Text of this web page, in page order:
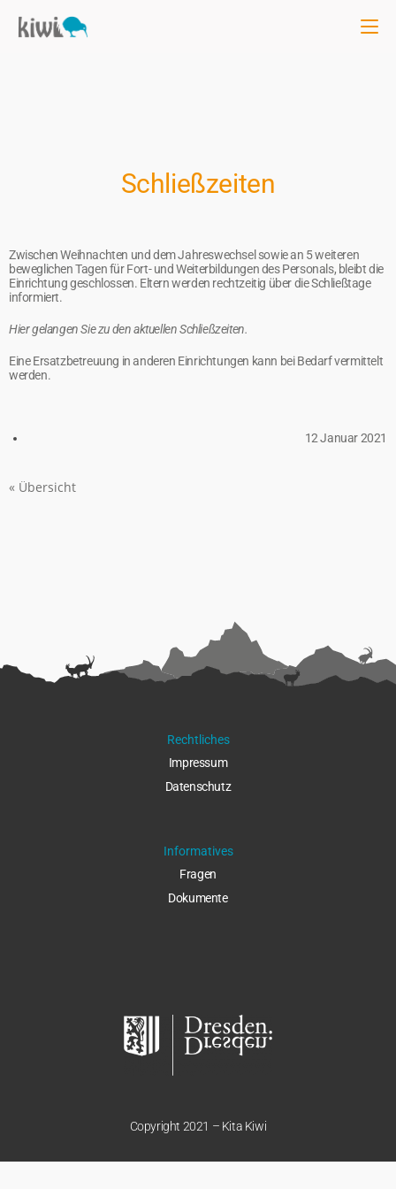
Schließzeiten
Zwischen Weihnachten und dem Jahreswechsel sowie an 5 weiteren
beweglichen Tagen für Fort- und Weiterbildungen des Personals, bleibt die
Einrichtung geschlossen. Eltern werden rechtzeitig über die Schließtage
informiert.
Hier gelangen Sie zu den aktuellen Schließzeiten.
Eine Ersatzbetreuung in anderen Einrichtungen kann bei Bedarf vermittelt
werden.
12 Januar 2021
« Übersicht
Rechtliches
Impressum
Datenschutz
Informatives
Fragen
Dokumente
Copyright 2021 – Kita Kiwi